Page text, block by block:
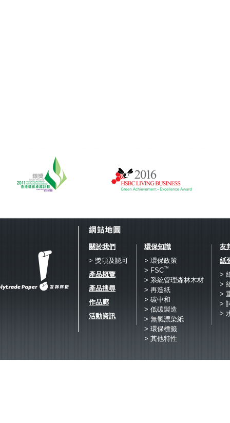
關於我們
> 獎項及認可
產品概覽
產品搜尋
作品廊
活動資訊
環保知識
> 環保政策
> FSC™
> 系統管理森林木材
> 再造紙
> 碳中和
> 低碳製造
> 無氯漂染紙
> 環保標籤
> 其他特性
友
紙
>
>
>
>
>